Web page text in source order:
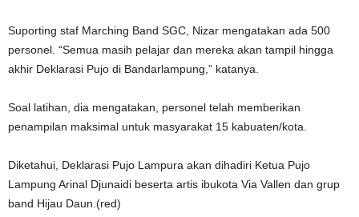
Suporting staf Marching Band SGC, Nizar mengatakan ada 500
personel. “Semua masih pelajar dan mereka akan tampil hingga
akhir Deklarasi Pujo di Bandarlampung,” katanya.
Soal latihan, dia mengatakan, personel telah memberikan
penampilan maksimal untuk masyarakat 15 kabuaten/kota.
Diketahui, Deklarasi Pujo Lampura akan dihadiri Ketua Pujo
Lampung Arinal Djunaidi beserta artis ibukota Via Vallen dan grup
band Hijau Daun.(red)